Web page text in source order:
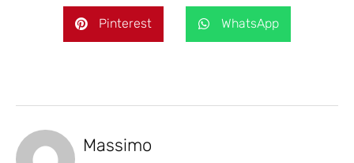
Pinterest WhatsApp
Massimo